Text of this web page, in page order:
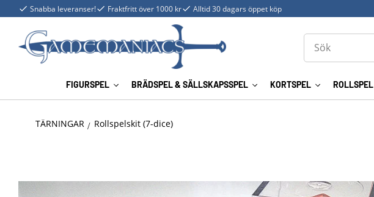
Snabba leveranser! Fraktfritt över 1000 kr Alltid 30 dagars öppet köp
FIGURSPEL BRÄDSPEL & SÄLLSKAPSSPEL KORTSPEL ROLLSPEL
TÄRNINGAR Rollspelskit (7-dice)